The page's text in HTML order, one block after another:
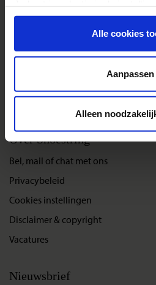
onder aan de pagina op elk
toekomst wijzigen.Alle cookies
Aanpassen
Alleen
Groepsreizen
Festivalreizen
Nieuwe reizen
Over Shoestring
Bel, mail of chat met ons
Privacybeleid
Cookies instellingen
Disclaimer & copyright
Vacatures
Nieuwsbrief